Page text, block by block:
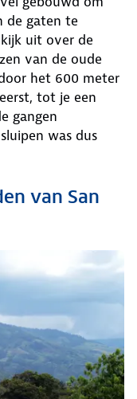
de gaten te
uit over de
van de oude
het 600 meter
tot je een
gangen
was dus
van San